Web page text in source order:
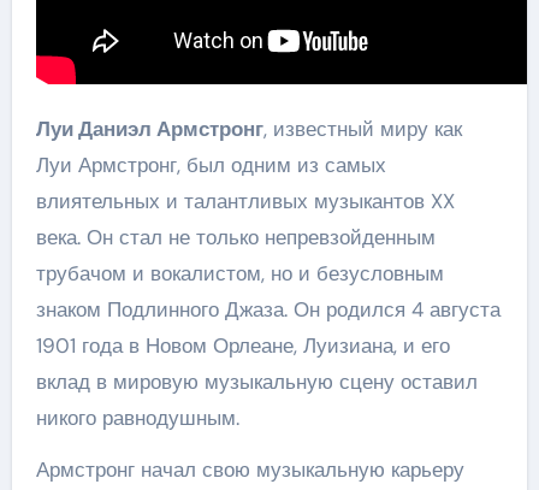
Луи Даниэл Армстронг, известный миру как
Луи Армстронг, был одним из самых
влиятельных и талантливых музыкантов XX
века. Он стал не только непревзойденным
трубачом и вокалистом, но и безусловным
знаком Подлинного Джаза. Он родился 4 августа
1901 года в Новом Орлеане, Луизиана, и его
вклад в мировую музыкальную сцену оставил
никого равнодушным.
Армстронг начал свою музыкальную карьеру